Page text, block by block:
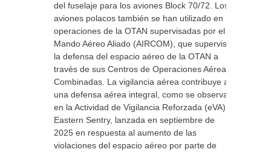
del fuselaje para los aviones Block 70/72. Los
aviones polacos también se han utilizado en
operaciones de la OTAN supervisadas por el
Mando Aéreo Aliado (AIRCOM), que supervisa
la defensa del espacio aéreo de la OTAN a
través de sus Centros de Operaciones Aéreas
Combinadas. La vigilancia aérea contribuye a
una defensa aérea integral, como se observa
en la Actividad de Vigilancia Reforzada (eVA),
Eastern Sentry, lanzada en septiembre de
2025 en respuesta al aumento de las
violaciones del espacio aéreo por parte de